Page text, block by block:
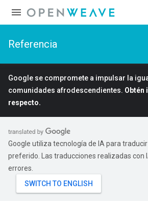
Referencia
Google se compromete a impulsar la
comunidades afrodescendientes. Obtén
respecto.
Google utiliza tecnología de IA para
preferido. Las traducciones realizadas con
errores.